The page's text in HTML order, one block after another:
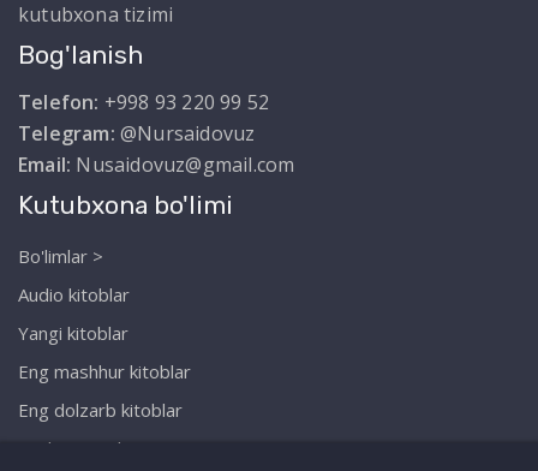
kutubxona tizimi
Bog'lanish
Telefon: +998 93 220 99 52
Telegram: @Nursaidovuz
Email: Nusaidovuz@gmail.com
Kutubxona bo'limi
Bo'limlar >
Audio kitoblar
Yangi kitoblar
Eng mashhur kitoblar
Eng dolzarb kitoblar
Biz haqimizda